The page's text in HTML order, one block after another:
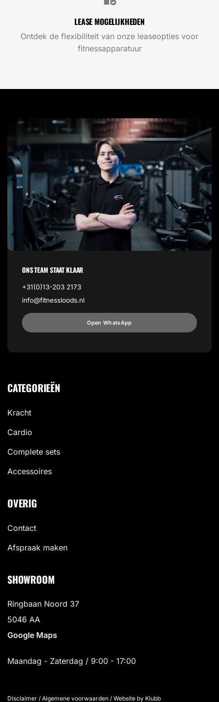
LEASE MOGELIJKHEDEN
Ontdek de flexibiliteit van onze leaseopties voor
fitnessapparatuur
ONS TEAM STAAT KLAAR
+31(0)13-203 2173
info@fitnessloods.nl
Open WhatsApp
CATEGORIEËN
Kracht
Cardio
Complete sets
Accessoires
OVERIG
Contact
Afspraak maken
SHOWROOM
Ringbaan Noord 37
5046 AA
Google Maps
Maandag - Zaterdag / 9:00 - 17:00
Disclaimer / Algemene voorwaarden / Website by Klubb